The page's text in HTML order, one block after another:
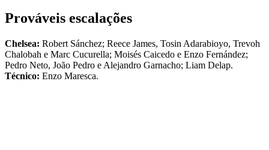
Prováveis escalações
Chelsea: Robert Sánchez; Reece James, Tosin Adarabioyo, Trevoh
Chalobah e Marc Cucurella; Moisés Caicedo e Enzo Fernández;
Pedro Neto, João Pedro e Alejandro Garnacho; Liam Delap.
Técnico: Enzo Maresca.